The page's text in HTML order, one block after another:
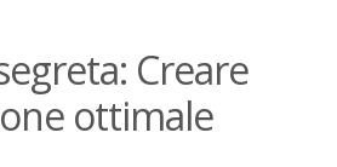
Creare
ottimale